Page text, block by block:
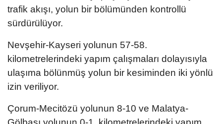
trafik akışı, yolun bir bölümünden kontrollü
sürdürülüyor.
Nevşehir-Kayseri yolunun 57-58.
kilometrelerindeki yapım çalışmaları dolayısıyla
ulaşıma bölünmüş yolun bir kesiminden iki yönlü
izin veriliyor.
Çorum-Mecitözü yolunun 8-10 ve Malatya-